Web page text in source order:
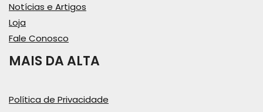
Notícias e Artigos
Loja
Fale Conosco
MAIS DA ALTA
Política de Privacidade